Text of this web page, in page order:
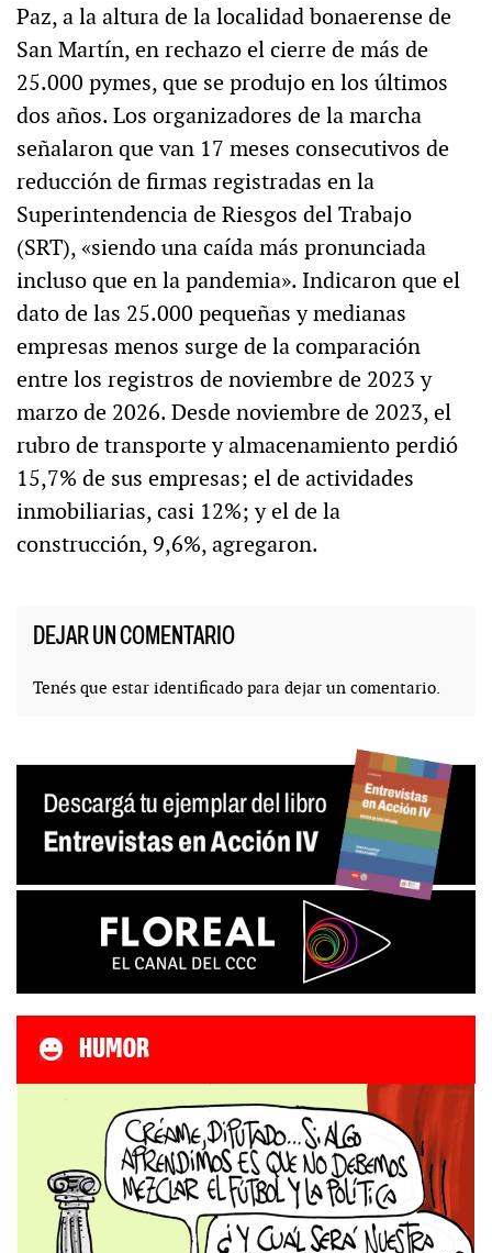
Paz, a la altura de la localidad bonaerense de
San Martín, en rechazo el cierre de más de
25.000 pymes, que se produjo en los últimos
dos años. Los organizadores de la marcha
señalaron que van 17 meses consecutivos de
reducción de firmas registradas en la
Superintendencia de Riesgos del Trabajo
(SRT), «siendo una caída más pronunciada
incluso que en la pandemia». Indicaron que el
dato de las 25.000 pequeñas y medianas
empresas menos surge de la comparación
entre los registros de noviembre de 2023 y
marzo de 2026. Desde noviembre de 2023, el
rubro de transporte y almacenamiento perdió
15,7% de sus empresas; el de actividades
inmobiliarias, casi 12%; y el de la
construcción, 9,6%, agregaron.
DEJAR UN COMENTARIO
Tenés que estar identificado para dejar un comentario.
HUMOR